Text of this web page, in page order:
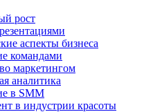
рост
аспекты бизнеса
командами
маркетингом
аналитика
в SMM
в индустрии красоты